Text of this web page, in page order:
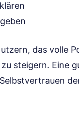
das volle
steigern. Eine